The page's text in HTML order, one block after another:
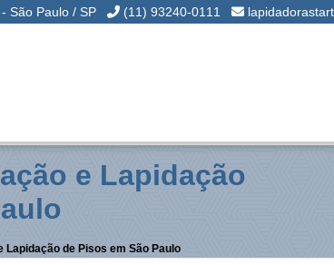
São Paulo / SP (11) 93240-0111
e Lapidação
Lapidação de Pisos em São Paulo